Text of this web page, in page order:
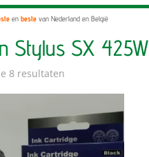
enbeste van Nederland en België
Stylus SX 425W
8 resultaten